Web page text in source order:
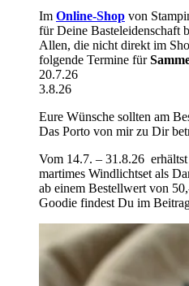
Im Online-Shop von
für Deine Basteleidenschaft
Allen, die nicht direkt im
folgende Termine für
20.7.26
3.8.26
Eure Wünsche sollten am
Das Porto von mir zu Dir
Vom 14.7. – 31.8.26
martimes Windlichtset als
ab einem Bestellwert von
Goodie findest Du im